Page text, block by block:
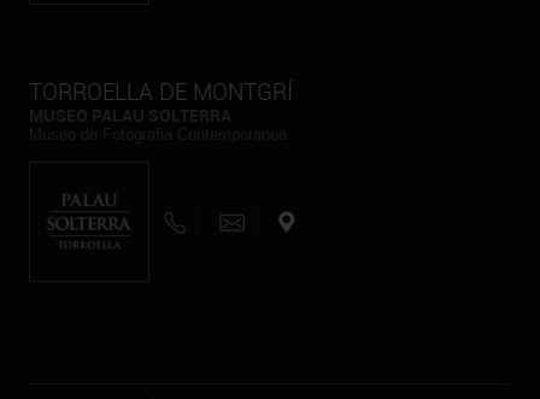
TORROELLA DE MONTGRÍ